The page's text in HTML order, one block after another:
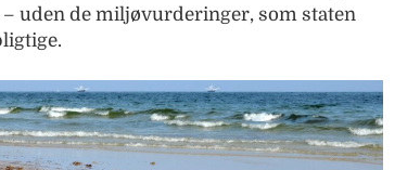
uden de miljøvurderinger, som staten